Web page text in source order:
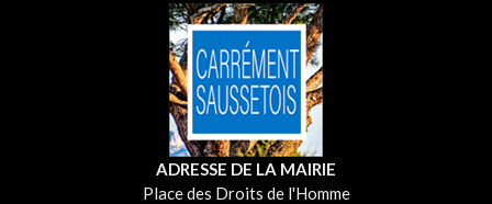
ADRESSE DE LA MAIRIE
Place des Droits de l'Homme